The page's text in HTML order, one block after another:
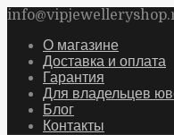
О магазине
Доставка и оплата
Гарантия
Для владельцев
Блог
Контакты